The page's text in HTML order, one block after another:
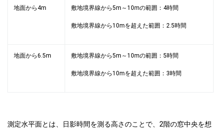
地面から4m 敷地境界線から5m～10mの範囲：4時間
敷地境界線から10mを超えた範囲：2.5時間
地面から6.5m 敷地境界線から5m～10mの範囲：5時間
敷地境界線から10mを超えた範囲：3時間
測定水平面とは、日影時間を測る高さのことで、2階の窓中央を想